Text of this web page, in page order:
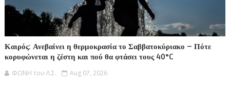
Καιρός: Ανεβαίνει η θερμοκρασία το Σαββατοκύριακο – Πότε
κορυφώνεται η ζέστη και πού θα φτάσει τους 40°C
ΦΩΝΗ του Λ.Σ. Aug 07, 2026